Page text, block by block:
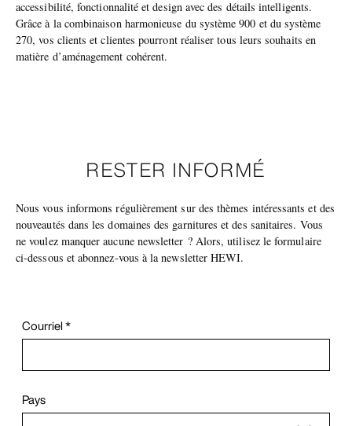
accessibilité, fonctionnalité et design avec des détails intelligents.
Grâce à la combinaison harmonieuse du système 900 et du système
270, vos clients et clientes pourront réaliser tous leurs souhaits en
matière d’aménagement cohérent.
RESTER INFORMÉ
Nous vous informons régulièrement sur des thèmes intéressants et des
nouveautés dans les domaines des garnitures et des sanitaires. Vous
ne voulez manquer aucune newsletter ? Alors, utilisez le formulaire
ci-dessous et abonnez-vous à la newsletter HEWI.